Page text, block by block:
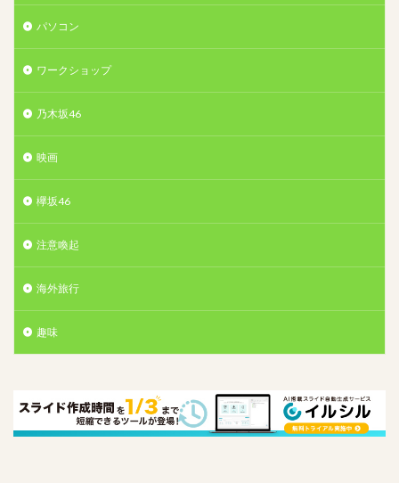
パソコン
ワークショップ
乃木坂46
映画
欅坂46
注意喚起
海外旅行
趣味